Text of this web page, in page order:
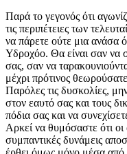
Παρά το γεγονός ότι
τις περιπέτειες των
να πάρετε ούτε μια ανάσα
Υδροχόο. Θα είναι σαν να
σας, σαν να
μέχρι πρότινος
Παρόλες τις δυσκολίες,
στον εαυτό σας και τους
πόδια σας και να
Αρκεί να θυμόσαστε ότι
συμπαντικές δυνάμεις